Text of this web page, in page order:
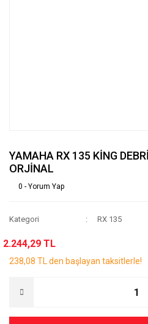
YAMAHA RX 135 KİNG
ORJİNAL
0 - Yorum Yap
Kategori RX 135
2.244,29 TL
238,08 TL den başlayan taksitlerle!